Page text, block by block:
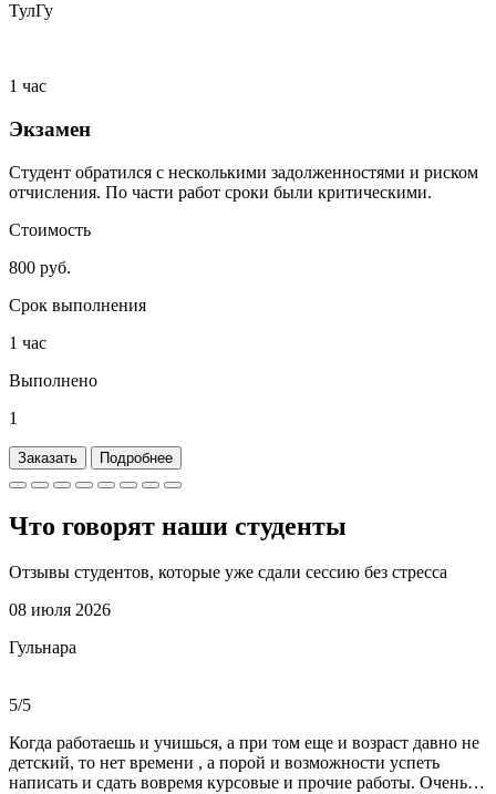
ТулГу
1 час
Экзамен
Студент обратился с несколькими задолженностями и риском
отчисления. По части работ сроки были критическими.
Стоимость
800 руб.
Срок выполнения
1 час
Выполнено
1
Заказать Подробнее
Что говорят наши студенты
Отзывы студентов, которые уже сдали сессию без стресса
08 июля 2026
Гульнара
5/5
Когда работаешь и учишься, а при том еще и возраст давно не
детский, то нет времени , а порой и возможности успеть
написать и сдать вовремя курсовые и прочие работы. Очень